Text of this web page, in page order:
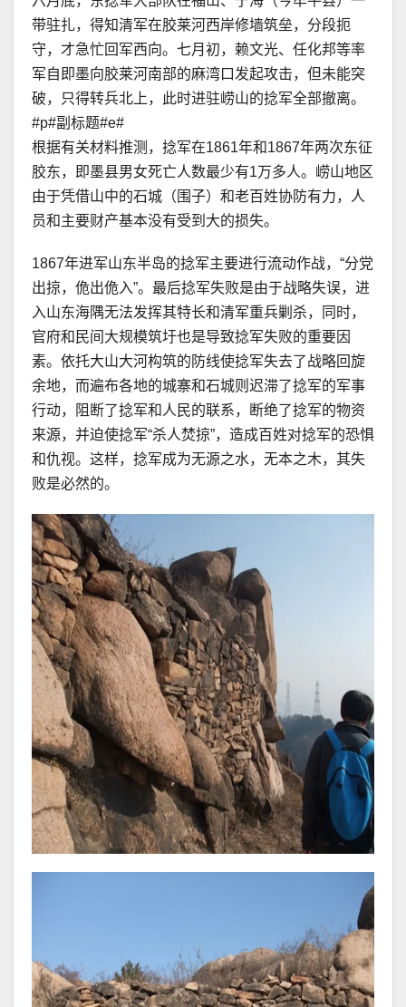
带驻扎，得知清军在胶莱河西岸修墙筑垒，分段扼
守，才急忙回军西向。七月初，赖文光、任化邦等率
军自即墨向胶莱河南部的麻湾口发起攻击，但未能突
破，只得转兵北上，此时进驻崂山的捻军全部撤离。
#p#副标题#e#
根据有关材料推测，捻军在1861年和1867年两次东征
胶东，即墨县男女死亡人数最少有1万多人。崂山地区
由于凭借山中的石城（围子）和老百姓协防有力，人
员和主要财产基本没有受到大的损失。
1867年进军山东半岛的捻军主要进行流动作战，“分党
出掠，佹出佹入”。最后捻军失败是由于战略失误，进
入山东海隅无法发挥其特长和清军重兵剿杀，同时，
官府和民间大规模筑圩也是导致捻军失败的重要因
素。依托大山大河构筑的防线使捻军失去了战略回旋
余地，而遍布各地的城寨和石城则迟滞了捻军的军事
行动，阻断了捻军和人民的联系，断绝了捻军的物资
来源，并迫使捻军“杀人焚掠”，造成百姓对捻军的恐惧
和仇视。这样，捻军成为无源之水，无本之木，其失
败是必然的。